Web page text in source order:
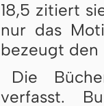
18,5 zitiert
nur das
bezeugt den
Die
verfasst.